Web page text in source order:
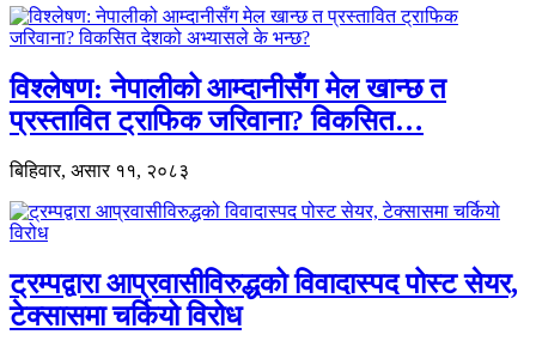
विश्लेषण: नेपालीको आम्दानीसँग मेल खान्छ त
प्रस्तावित ट्राफिक जरिवाना? विकसित…
बिहिवार, असार ११, २०८३
ट्रम्पद्वारा आप्रवासीविरुद्धको विवादास्पद पोस्ट सेयर,
टेक्सासमा चर्कियो विरोध